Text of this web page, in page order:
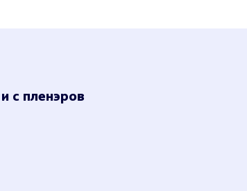
с пленэров